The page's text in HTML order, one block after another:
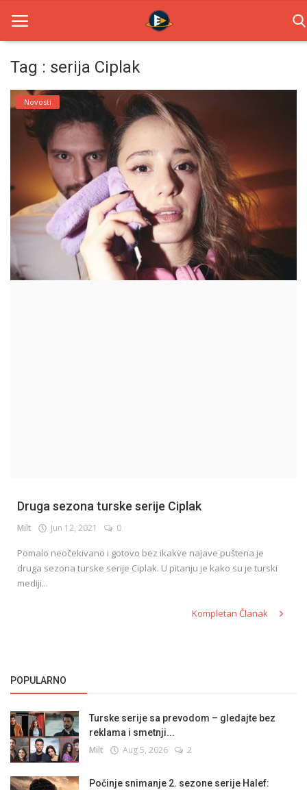
Home
Novosti
TV Serije
Filmovi
Glumci
Contact
Login
Tag : serija Ciplak
Novosti
Druga sezona turske serije Ciplak
Milt Jun 12, 2021 0
Pomalo neočekivano i gotovo bez ikakve najave puštena je
druga sezona turske serije Ciplak. U pitanju je kako su je turski
mediji...
Kompletan Članak
POPULARNO
Turske serije sa prevodom – gledajte bez
reklama i smetnji...
Milt Aug 5, 2026 2
Počinje snimanje 2. sezone serije Halef: